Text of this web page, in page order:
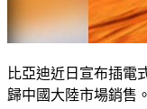
比亞迪近日宣布插電